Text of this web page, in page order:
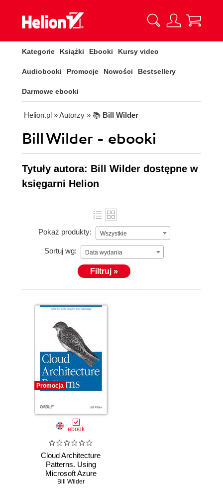
Kategorie Książki Ebooki Kursy video
Audiobooki Promocje Nowości Bestsellery
Darmowe ebooki
Helion.pl » Autorzy » 📚 Bill Wilder
Bill Wilder - ebooki
Tytuły autora: Bill Wilder dostępne w
księgarni Helion
Pokaż produkty: Wszystkie
Sortuj wg: Data wydania
Filtruj »
Promocja
ebook
Cloud Architecture
Patterns. Using
Microsoft Azure
Bill Wilder